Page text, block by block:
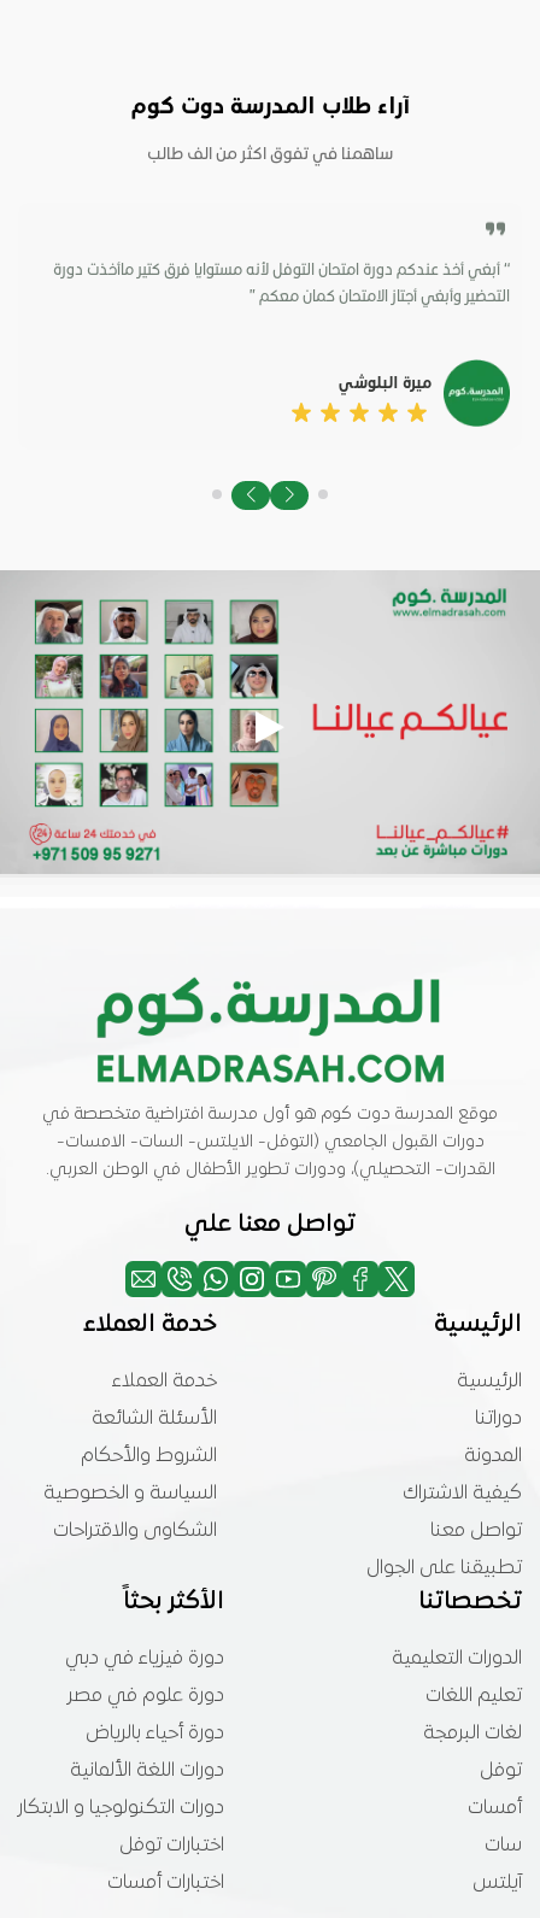
آراء طلاب المدرسة دوت كوم
“ أبغي أخذ عندكم دورة امتحان التوفل لأنه مستوايا فرق كتير ماأخذت دورة
التحضير وأبغي أجتاز الامتحان كمان معكم ”
ميرة البلوشي
موقع المدرسة دوت كوم هو أول مدرسة افتراضية متخصصة في
دورات القبول الجامعي (التوفل- الايلتس- السات- الامسات-
القدرات- التحصيلي)، ودورات تطوير الأطفال في الوطن العربي.
تواصل معنا علي
الرئيسية
الرئيسية
دوراتنا
المدونة
كيفية الاشتراك
تواصل معنا
تطبيقنا على الجوال
خدمة العملاء
خدمة العملاء
الأسئلة الشائعة
الشروط والأحكام
السياسة و الخصوصية
الشكاوى والاقتراحات
تخصصاتنا
الدورات التعليمية
تعليم اللغات
لغات البرمجة
توفل
أمسات
سات
آيلتس
الأكثر بحثاً
دورة فيزياء في دبي
دورة علوم في مصر
دورة أحياء بالرياض
دورات اللغة الألمانية
دورات التكنولوجيا و الابتكار
اختبارات توفل
اختبارات أمسات